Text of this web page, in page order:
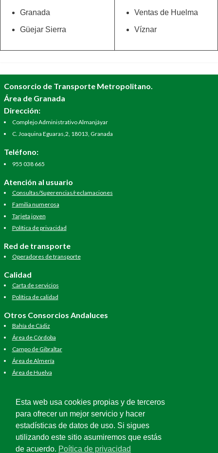
Granada
Güejar Sierra
Ventas de Huelma
Víznar
Consorcio de Transporte Metropolitano.
Área de Granada
Dirección:
Complejo Administrativo Almanjáyar
C. Joaquina Eguaras,2, 18013, Granada
Teléfono:
955 038 665
Atención al usuario
Consultas/Sugerencias/reclamaciones
Familia numerosa
Tarjeta joven
Política de privacidad
Red de transporte
Operadores de transporte
Calidad
Carta de servicios
Política de calidad
Otros Consorcios Andaluces
Bahía de Cádiz
Área de Córdoba
Campo de Gibraltar
Área de Almería
Área de Huelva
Esta web usa cookies propias y de terceros
para ofrecer un mejor servicio y hacer
estadísticas de datos de uso. Si sigues
utilizando este sitio asumiremos que estás
de acuerdo. Poítica de privacidad